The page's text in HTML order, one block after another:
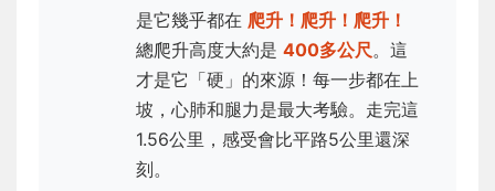
是它幾乎都在 爬升！爬升！爬升！
總爬升高度大約是 400多公尺。這
才是它「硬」的來源！每一步都在上
坡，心肺和腿力是最大考驗。走完這
1.56公里，感受會比平路5公里還深
刻。